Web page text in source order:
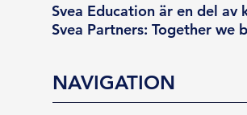
Svea Education är en del av
Svea Partners: Together we
NAVIGATION